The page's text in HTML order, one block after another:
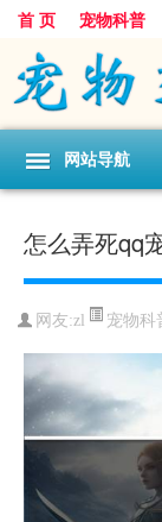
首 页 宠物科普
网站导航
怎么弄死qq
网友:zl 宠物科